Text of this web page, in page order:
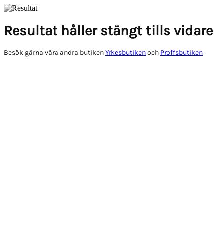
Resultat håller stängt tills vidare
Besök gärna våra andra butikenYrkesbutikenoch Proffsbutiken